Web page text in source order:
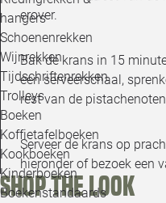
hangers
Schoenenrekken
Wijnrekken
Tijdschriftenrekken
Trolleys
Boeken
Koffietafelboeken
Kookboeken
Kinderboeken
Boekenstandaards
erover.
Bak de krans in 15
een serveerschaal,
rest van de
Serveer de krans op
hieronder of bezoek een
Shop the look